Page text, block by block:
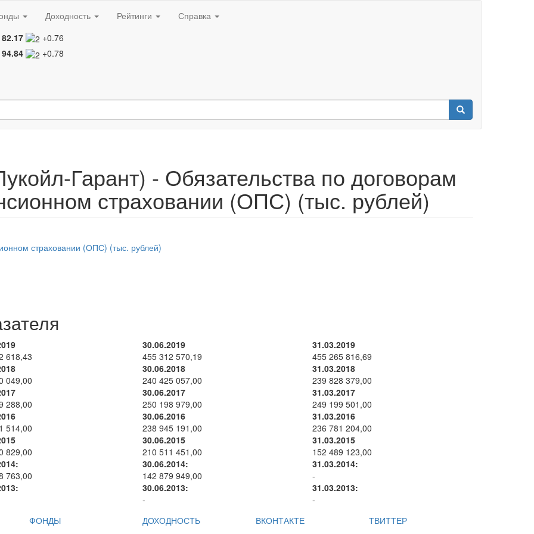
Доходность Рейтинги
Справка
82.17
+0.76
94.84
+0.78
Гарант) - Обязательства по договорам
страховании (ОПС) (тыс. рублей)
страховании (ОПС) (тыс. рублей)
618,43
30.06.2019
455 312 570,19
31.03.2019
455 265 816,69
049,00
30.06.2018
240 425 057,00
31.03.2018
239 828 379,00
288,00
30.06.2017
250 198 979,00
31.03.2017
249 199 501,00
514,00
30.06.2016
238 945 191,00
31.03.2016
236 781 204,00
829,00
30.06.2015
210 511 451,00
31.03.2015
152 489 123,00
763,00
30.06.2014:
142 879 949,00
31.03.2014:
-
30.06.2013:
-
31.03.2013:
-
ФОНДЫ ДОХОДНОСТЬ ВКОНТАКТЕ ТВИТТЕР